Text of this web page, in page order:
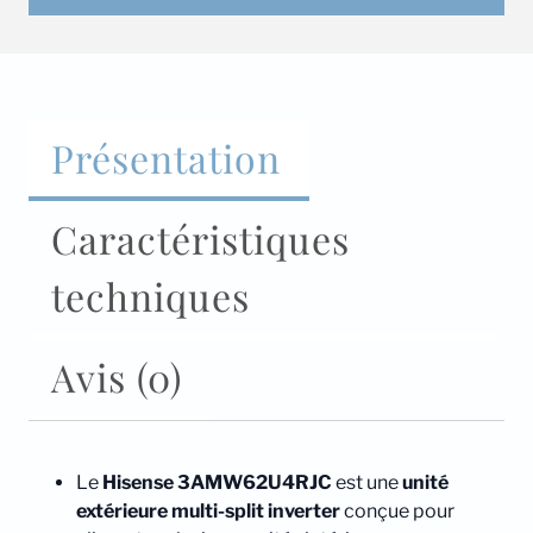
Présentation
Caractéristiques
techniques
Avis (0)
Le Hisense 3AMW62U4RJC est uneunité
extérieure multi-split inverterconçue pour